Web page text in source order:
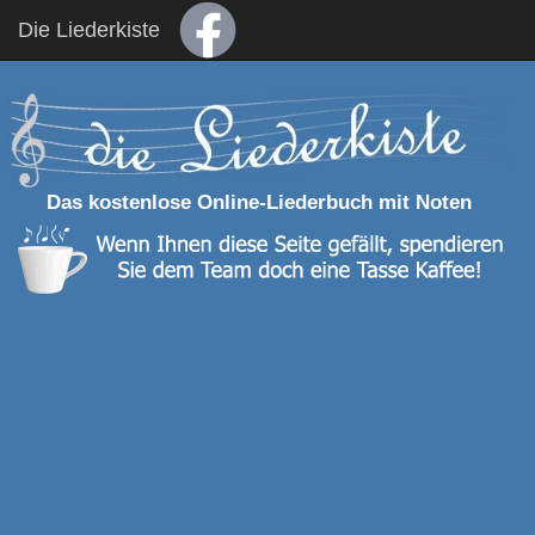
Die Liederkiste
Das kostenlose Online-Liederbuch mit Noten